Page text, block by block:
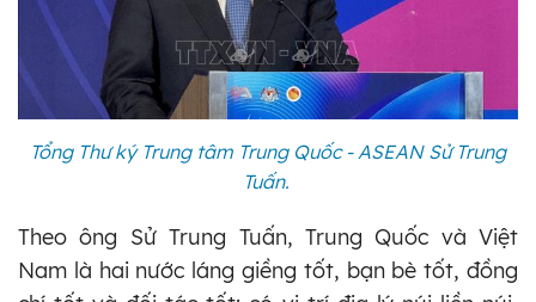
Tổng Thư ký Trung tâm Trung Quốc - ASEAN Sử Trung
Tuấn.
Theo ông Sử Trung Tuấn, Trung Quốc và Việt
Nam là hai nước láng giềng tốt, bạn bè tốt, đồng